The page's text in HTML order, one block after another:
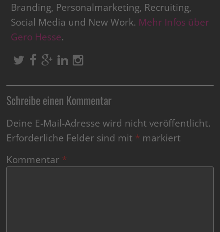
Branding, Personalmarketing, Recruiting,
Social Media und New Work. Mehr Infos über
Gero Hesse.
Schreibe einen Kommentar
Deine E-Mail-Adresse wird nicht veröffentlicht.
Erforderliche Felder sind mit * markiert
Kommentar *